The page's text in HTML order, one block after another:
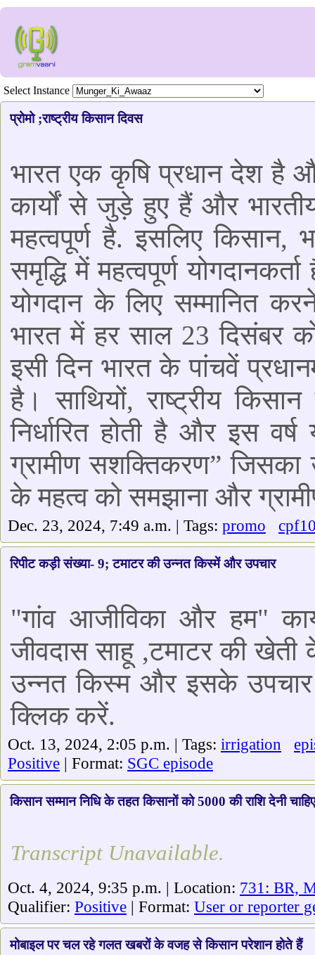
Select Instance
प्रोमो ;राष्ट्रीय किसान दिवस
भारत एक कृषि प्रधान देश है
कार्यों से जुड़े हुए हैं और
महत्वपूर्ण है. इसलिए किसान,
समृद्धि में महत्वपूर्ण
योगदान के लिए सम्मानित
भारत में हर साल 23 दिसंबर
इसी दिन भारत के पांचवें
है। साथियों, राष्ट्रीय
निर्धारित होती है और इस
ग्रामीण सशक्तिकरण” जिसका
के महत्व को समझाना और
Dec. 23, 2024, 7:49 a.m. | Tags: promo
रिपीट कड़ी संख्या- 9; टमाटर की उन्नत किस्में और उपचार
"गांव आजीविका और हम"
जीवदास साहू ,टमाटर की
उन्नत किस्म और इसके
क्लिक करें.
Oct. 13, 2024, 2:05 p.m. | Tags: irrigation
Positive | Format: SGC episode
किसान सम्मान निधि के तहत किसानों को 5000 की राशि देनी चाहिए
Transcript Unavailable.
Oct. 4, 2024, 9:35 p.m. | Location: 731: BR,
Qualifier: Positive | Format: User or reporter
मोबाइल पर चल रहे गलत खबरों के वजह से किसान परेशान होते हैं